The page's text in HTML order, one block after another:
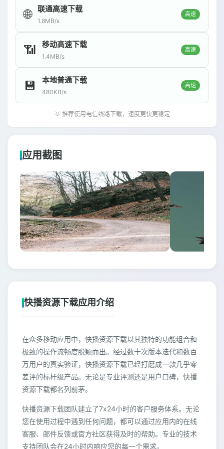
🌐 联通高速下载
1.8MB/s
高速
📶 移动高速下载
1.4MB/s
高速
💾 本地普通下载
480KB/s
高速
💡 推荐使用电信线路下载，速度更快更稳定
应用截图
快播资源下载应用介绍
在众多移动应用中，快播资源下载以其独特的功能组合和
极致的操作流畅度脱颖而出。经过数十次版本迭代和数百
万用户的真实验证，快播资源下载已经打磨成一款几乎零
差评的标杆级产品。无论是专业评测还是用户口碑，快播
资源下载都名列前茅。
快播资源下载团队建立了7x24小时的客户服务体系。无论
您在使用过程中遇到任何问题，都可以通过应用内的在线
客服、邮件反馈或官方社区获得及时的帮助。专业的技术
支持团队会在24小时内响应您的每一个需求。